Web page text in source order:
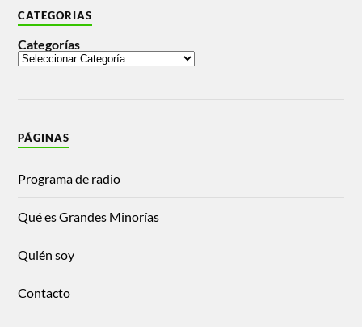
CATEGORIAS
Categorías
PÁGINAS
Programa de radio
Qué es Grandes Minorías
Quién soy
Contacto